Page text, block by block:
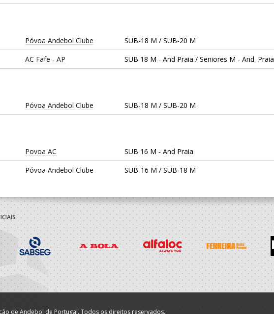
Póvoa Andebol Clube
SUB-18 M / SUB-20 M
AC Fafe - AP SUB 18 M - And Praia / Seniores M - And. Praia
Póvoa Andebol Clube SUB-18 M / SUB-20 M
Povoa AC
SUB 16 M - And Praia
Póvoa Andebol Clube SUB-16 M / SUB-18 M
Póvoa Andebol Clube SUB-16 M / SUB-18 M
Póvoa Andebol Clube SUB-15 M
Póvoa Andebol Clube Infantis M / Iniciados M
de Andebol de Portugal. Todos os direitos reservados.